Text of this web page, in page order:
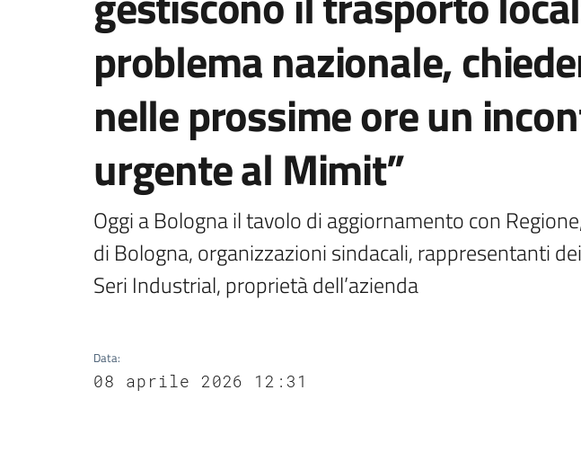
problema nazionale,
nelle prossime ore un
urgente al Mimit”
Oggi a Bologna il tavolo di aggiornamento con
di Bologna, organizzazioni sindacali, rappresentanti
Seri Industrial, proprietà dell’azienda
Data:
08 aprile 2026 12:31